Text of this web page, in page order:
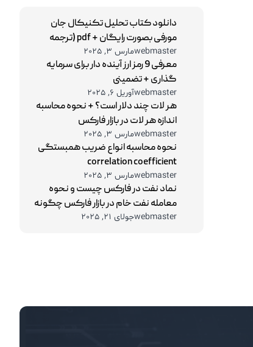
دانلود کتاب تحلیل تکنیکال جان
مورفی بصورت رایگان + pdf (ترجمه
فارسی و نسخه اصلی)
webmasterمارس 3, 2025
معرفی 9 رمز ارز آینده دار برای سرمایه
گذاری + تضمینی
webmasterآوریل 6, 2025
هر لات چند دلار است؟ + نحوه محاسبه
اندازه هر لات در بازار فارکس
webmasterمارس 3, 2025
نحوه محاسبه انواع ضریب همبستگی
correlation coefficient
webmasterمارس 3, 2025
نماد نفت در فارکس چیست و نحوه
معامله نفت خام در بازار فارکس چگونه
است؟
webmasterجولای 21, 2025